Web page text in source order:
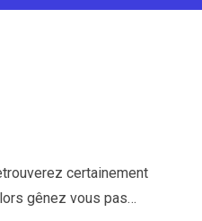
chocolats…
certainement
gênez vous pas…